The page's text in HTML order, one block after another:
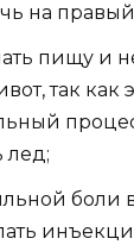
на
пищу и
так как
лед;
боли